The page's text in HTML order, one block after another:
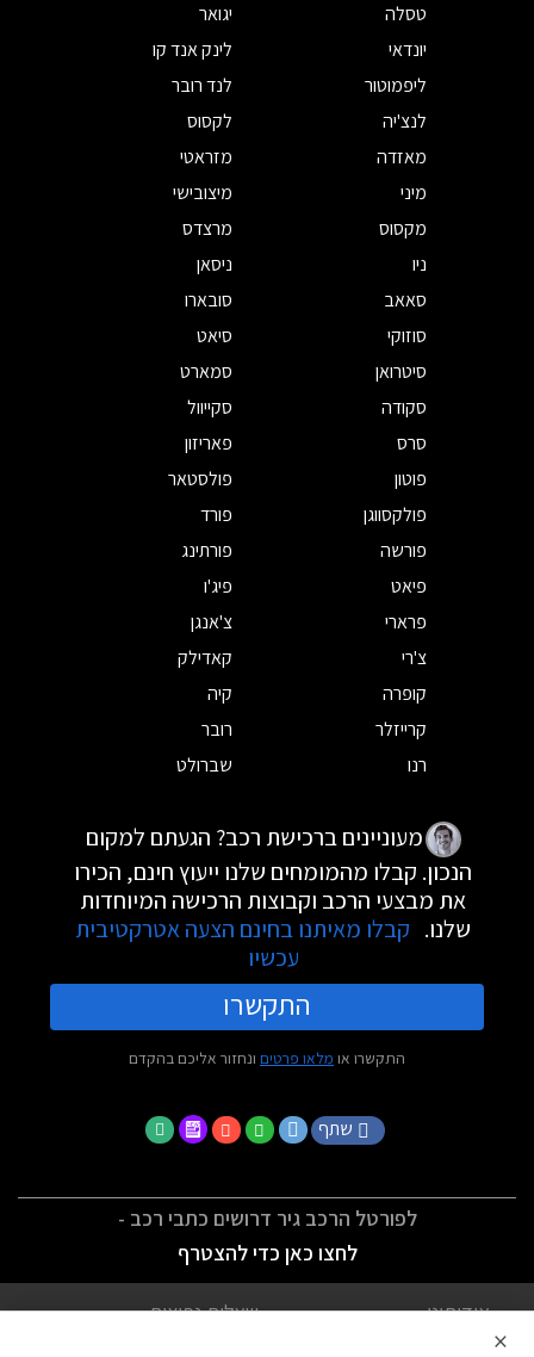
טסלה
יגואר
יונדאי
לינק אנד קו
ליפמוטור
לנד רובר
לנצ'יה
לקסוס
מאזדה
מזראטי
מיני
מיצובישי
מקסוס
מרצדס
ניו
ניסאן
סאאב
סובארו
סוזוקי
סיאט
סיטרואן
סמארט
סקודה
סקייוול
סרס
פאריזון
פוטון
פולסטאר
פולקסווגן
פורד
פורשה
פורתינג
פיאט
פיג'ו
פרארי
צ'אנגן
צ'רי
קאדילק
קופרה
קיה
קרייזלר
רובר
רנו
שברולט
מעוניינים ברכישת רכב? הגעתם למקום
הנכון. קבלו מהמומחים שלנו ייעוץ חינם, הכירו
את מבצעי הרכב וקבוצות הרכישה המיוחדות
שלנו. קבלו מאיתנו בחינם הצעה אטרקטיבית
עכשיו
התקשרו
התקשרו או מלאו פרטים ונחזור אליכם בהקדם
שתף
לפורטל הרכב גיר דרושים כתבי רכב -
לחצו כאן כדי להצטרף
אודותינו
שאלות נפוצות
×